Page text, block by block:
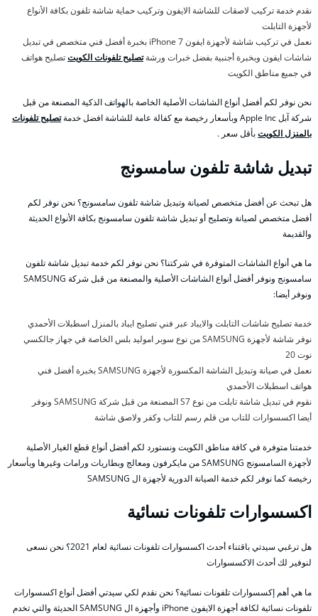
نقدم خدمة تركيب لاصقات للشاشة الايفون وتركيب حماية شاشة تلفون بكافة الأنواع
لأجهزة التابلت
نعمل في تركيب شاشة لأجهزة ايفون 7 iPhone بخبرة أفضل فني متخصص في تبديل
شاشات ايفون وبخبرة أجنبية بفضل خبرات ورشةتصليح تلفونات الكويتتصليح هواتف
في جميع مناطق الكويت
نحن نوفر لكم أفضل أنواع الشاشات الأصلية الخاصة بالهواتف الذكية المصنعة من قبل
شركة آبل Apple Inc وبأسعار رخيصة مع كفالة عامة للشاشة افضل خدمة
تصليح تلفونات
بالمنزل الكويتبأقل سعر .
تبديل شاشة تلفون سامسونج
هل تبحث عن أفضل متخصص لصيانة وتبديل شاشة تلفون سامسونج؟ نحن نوفر لكم
أفضل متخصص لصيانة وتصليح أو تبديل شاشة تلفون سامسونج بكافة الأنواع الحديثة
والقديمة
ما هي أنواع الشاشات المتوفرة في شركتنا؟ نحن نوفر لكم خدمة تبديل شاشة تلفون
سامسونج ونوفر أفضل أنواع الشاشات الأصلية والمصنعة من قبل شركة SAMSUNG
ونوفر أيضا:
خدمة تصليح شاشات التابلت والايباد عبر فني تصليح ايباد بالمنزل اسطبلات الأحمدي
نوفر شاشة لأجهزة SAMSUNG من نوع سوبر اموليد بلس الخاصة في جهاز جالكسي
نوت 20
نعمل في صيانة وتبديل الشاشة المكسورة لأجهزة SAMSUNG بخبرة أفضل فني
هواتف اسطبلات الأحمدي
نقوم في تبديل شاشة تابلت من نوع S7 المصنعة من قبل شركة SAMSUNG ونوفر
أيضا اكسسوارات للتاب من قلم رسم للتاب وكفر ولاصق شاشة
خدمتنا متوفرة في كافة مناطق الكويت ونستورد لكم أفضل أنواع قطع الغيار الأصلية
لأجهزة السامسونج SAMSUNG من مايكرفون ومعالج وبطاريات ورامات وغيرها وبأسعار
رخيصة كما نوفر لكم خدمة الصيانة الدورية لأجهزة ال SAMSUNG
اكسسوارات تلفونات نسائية
هل ترغبي سيدتي باقتناء أحدث اكسسوارات تلفونات نسائية لعام 2021؟ نحن نسعى
لنوفير لك أحدث الاكسسوارات
ما هي أهم إكسسوارات تلفونات نسائية؟ نحن نقدم لكي سيدتي أفضل أنواع اكسسوارات
تلفونات نسائية لكافة أجهزة الايفون iPhone وأجهزة ال SAMSUNG الحديثة والتي تخدم